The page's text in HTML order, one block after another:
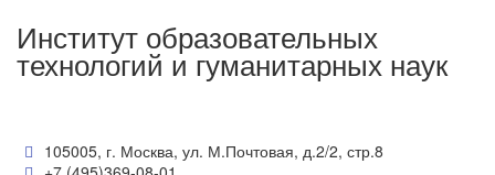
Институт образовательных
технологий и гуманитарных наук
105005, г. Москва, ул. М.Почтовая, д.2/2, стр.8